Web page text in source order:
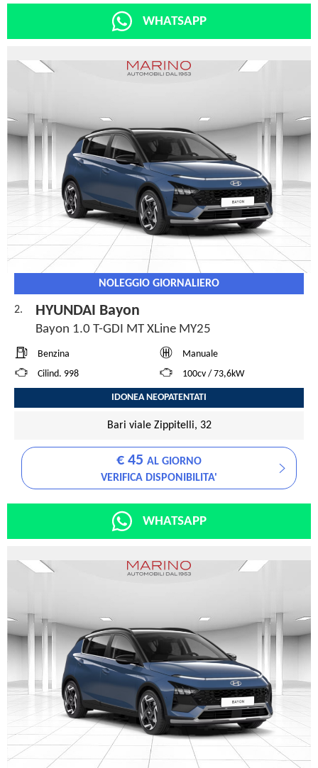
WHATSAPP
NOLEGGIO GIORNALIERO
2. HYUNDAI Bayon
Bayon 1.0 T-GDI MT XLine MY25
Benzina
Manuale
Cilind. 998
100cv / 73,6kW
IDONEA NEOPATENTATI
Bari viale Zippitelli, 32
€ 45 AL GIORNO
VERIFICA DISPONIBILITA'
WHATSAPP